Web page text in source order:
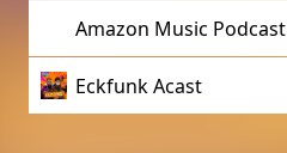
Amazon Music Podcast
Eckfunk Acast